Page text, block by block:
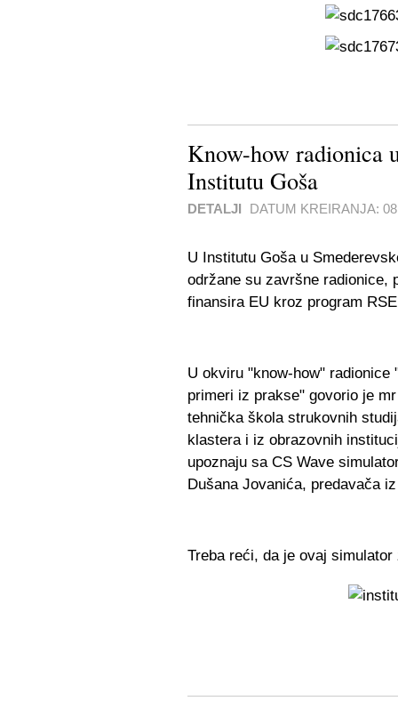
Know-how radionica
Institutu Goša
DETALJI DATUM KREIRANJA:
U Institutu Goša u
održane su završne radionice,
finansira EU kroz program
U okviru "know-how" radionice
primeri iz prakse" govorio je
tehnička škola strukovnih
klastera i iz obrazovnih
upoznaju sa CS Wave
Dušana Jovanića, predavača
Treba reći, da je ovaj